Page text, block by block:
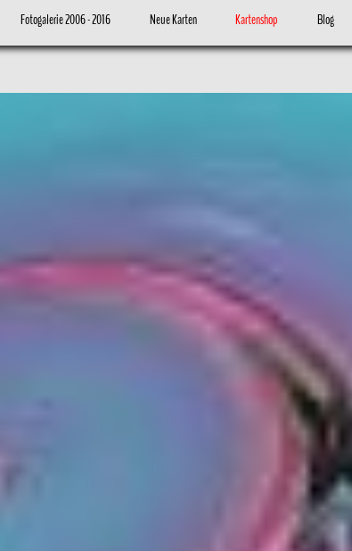
Fotogalerie 2006 - 2016 Neue Karten Kartenshop Blog